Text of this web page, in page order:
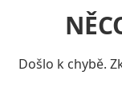
Došlo k chybě.